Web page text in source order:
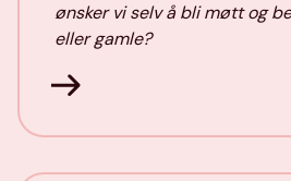
ønsker vi selv å bli møtt og
eller gamle?